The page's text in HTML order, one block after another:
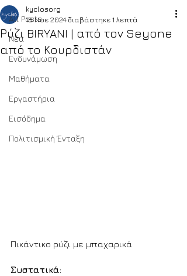
All Posts
Νέα
Ενδυνάμωση
Μαθήματα
Εργαστήρια
Εισόδημα
Πολιτισμική Ένταξη
Ρύζι BIRYANI | από τον Seyone
από το Κουρδιστάν
kyclosorg
18 Νοε 2024 διαβάστηκε 1 λεπτά
Πικάντικο ρύζι με μπαχαρικά
Συστατικά: